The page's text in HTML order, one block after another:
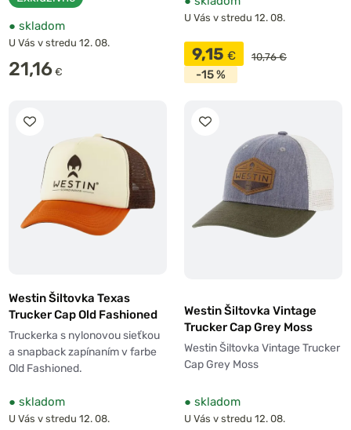
● skladom
U Vás v stredu 12. 08.
21,16 €
U Vás v stredu 12. 08.
9,15 € 10,76 €
-15 %
Westin Šiltovka Texas
Trucker Cap Old Fashioned
Truckerka s nylonovou sieťkou
a snapback zapínaním v farbe
Old Fashioned.
● skladom
U Vás v stredu 12. 08.
Westin Šiltovka Vintage
Trucker Cap Grey Moss
Westin Šiltovka Vintage Trucker
Cap Grey Moss
● skladom
U Vás v stredu 12. 08.